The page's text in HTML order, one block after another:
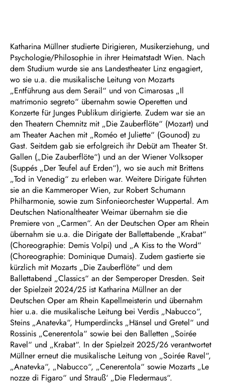
Katharina Müllner studierte Dirigieren, Musikerziehung, und
Psychologie/Philosophie in ihrer Heimatstadt Wien. Nach
dem Studium wurde sie ans Landestheater Linz engagiert,
wo sie u.a. die musikalische Leitung von Mozarts
„Entführung aus dem Serail“ und von Cimarosas „Il
matrimonio segreto“ übernahm sowie Operetten und
Konzerte für Junges Publikum dirigierte. Zudem war sie an
den Theatern Chemnitz mit „Die Zauberflöte“ (Mozart) und
am Theater Aachen mit „Roméo et Juliette“ (Gounod) zu
Gast. Seitdem gab sie erfolgreich ihr Debüt am Theater St.
Gallen („Die Zauberflöte“) und an der Wiener Volksoper
(Suppés „Der Teufel auf Erden“), wo sie auch mit Brittens
„Tod in Venedig“ zu erleben war. Weitere Dirigate führten
sie an die Kammeroper Wien, zur Robert Schumann
Philharmonie, sowie zum Sinfonieorchester Wuppertal. Am
Deutschen Nationaltheater Weimar übernahm sie die
Premiere von „Carmen“. An der Deutschen Oper am Rhein
übernahm sie u.a. die Dirigate der Ballettabende „Krabat“
(Choreographie: Demis Volpi) und „A Kiss to the Word“
(Choreographie: Dominique Dumais). Zudem gastierte sie
kürzlich mit Mozarts „Die Zauberflöte“ und dem
Ballettabend „Classics“ an der Semperoper Dresden. Seit
der Spielzeit 2024/25 ist Katharina Müllner an der
Deutschen Oper am Rhein Kapellmeisterin und übernahm
hier u.a. die musikalische Leitung bei Verdis „Nabucco“,
Steins „Anatevka“, Humperdincks „Hänsel und Gretel“ und
Rossinis „Cenerentola“ sowie bei den Balletten „Soirée
Ravel“ und „Krabat“. In der Spielzeit 2025/26 verantwortet
Müllner erneut die musikalische Leitung von „Soirée Ravel“,
„Anatevka“, „Nabucco“, „Cenerentola“ sowie Mozarts „Le
nozze di Figaro“ und Strauß‘ „Die Fledermaus“.